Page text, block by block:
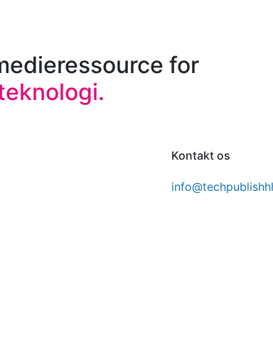
for
Kontakt os